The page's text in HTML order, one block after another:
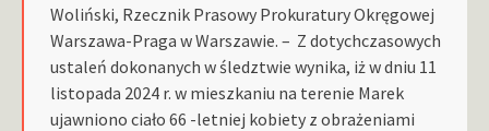
Woliński, Rzecznik Prasowy Prokuratury Okręgowej
Warszawa-Praga w Warszawie. – Z dotychczasowych
ustaleń dokonanych w śledztwie wynika, iż w dniu 11
listopada 2024 r. w mieszkaniu na terenie Marek
ujawniono ciało 66 -letniej kobiety z obrażeniami